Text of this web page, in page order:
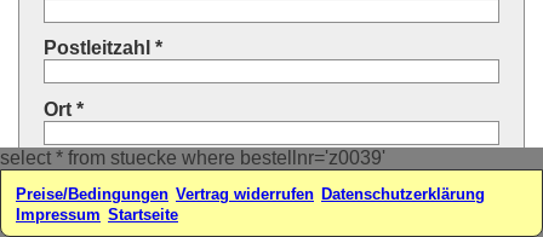
select * from stuecke where bestellnr='z0039'
Postleitzahl *
Ort *
Land * (auswählen oder eintragen)
Ihre E-Mail-Adresse*
Preise/Bedingungen Vertrag widerrufen Datenschutzerklärung
Impressum Startseite